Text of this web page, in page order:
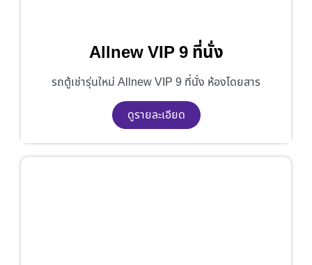
Allnew VIP 9 ที่นั่ง
รถตู้เช่ารุ่นใหม่ Allnew VIP 9 ที่นั่ง ห้องโดยสาร
ดูรายละเอียด